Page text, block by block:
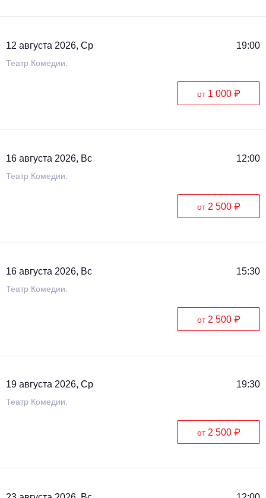
12 августа 2026, Ср 19:00
Театр Комедии.
от 1 000 ₽
16 августа 2026, Вс 12:00
Театр Комедии.
от 2 500 ₽
16 августа 2026, Вс 15:30
Театр Комедии.
от 2 500 ₽
19 августа 2026, Ср 19:30
Театр Комедии.
от 2 500 ₽